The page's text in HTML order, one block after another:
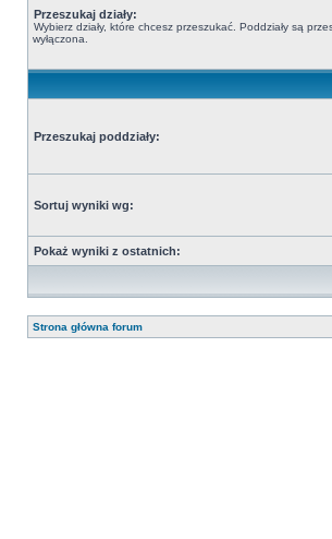
Przeszukaj działy:
Wybierz działy, które chcesz przeszukać. Poddziały są
wyłączona.
Przeszukaj poddziały:
Sortuj wyniki wg:
Pokaż wyniki z ostatnich:
Strona główna forum